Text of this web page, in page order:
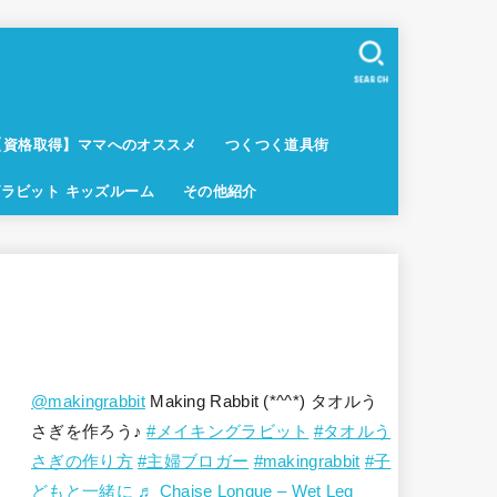
資格取得】ママへのオススメ つくつく道具街
ビット キッズルーム その他紹介
SEARCH
@makingrabbitMaking Rabbit (*^^*) タオルう
さぎを作ろう♪#メイキングラビット #タオルう
さぎの作り方 #主婦ブロガー #makingrabbit #子
どもと一緒に ♬ Chaise Longue – Wet Leg